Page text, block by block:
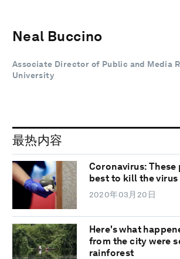
Neal Buccino
Associate Director of Public and Media
University
最热内容
Coronavirus:
best to kill the virus
2020年03月20日
Here's what
from the city were
rainforest